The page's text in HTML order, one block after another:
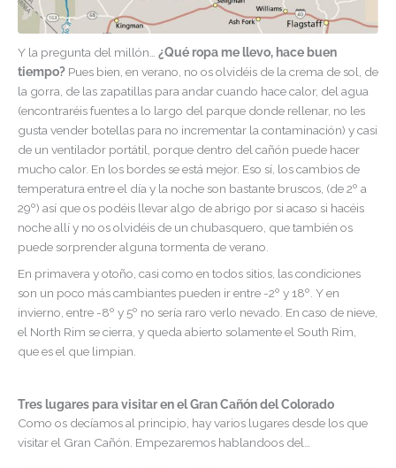
Y la pregunta del millón… ¿Qué ropa me llevo, hace buen
tiempo? Pues bien, en verano, no os olvidéis de la crema de sol, de
la gorra, de las zapatillas para andar cuando hace calor, del agua
(encontraréis fuentes a lo largo del parque donde rellenar, no les
gusta vender botellas para no incrementar la contaminación) y casi
de un ventilador portátil, porque dentro del cañón puede hacer
mucho calor. En los bordes se está mejor. Eso sí, los cambios de
temperatura entre el día y la noche son bastante bruscos, (de 2º a
29º) así que os podéis llevar algo de abrigo por si acaso si hacéis
noche allí y no os olvidéis de un chubasquero, que también os
puede sorprender alguna tormenta de verano.
En primavera y otoño, casi como en todos sitios, las condiciones
son un poco más cambiantes pueden ir entre -2º y 18º. Y en
invierno, entre -8º y 5º no sería raro verlo nevado. En caso de nieve,
el North Rim se cierra, y queda abierto solamente el South Rim,
que es el que limpian.
Tres lugares para visitar en el Gran Cañón del Colorado
Como os decíamos al principio, hay varios lugares desde los que
visitar el Gran Cañón. Empezaremos hablandoos del…